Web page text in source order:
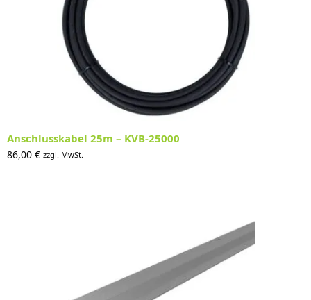
Anschlusskabel 25m – KVB-25000
86,00 € zzgl. MwSt.